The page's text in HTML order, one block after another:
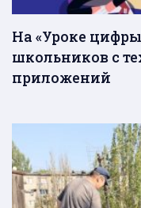
На «Уроке
школьников с
приложений